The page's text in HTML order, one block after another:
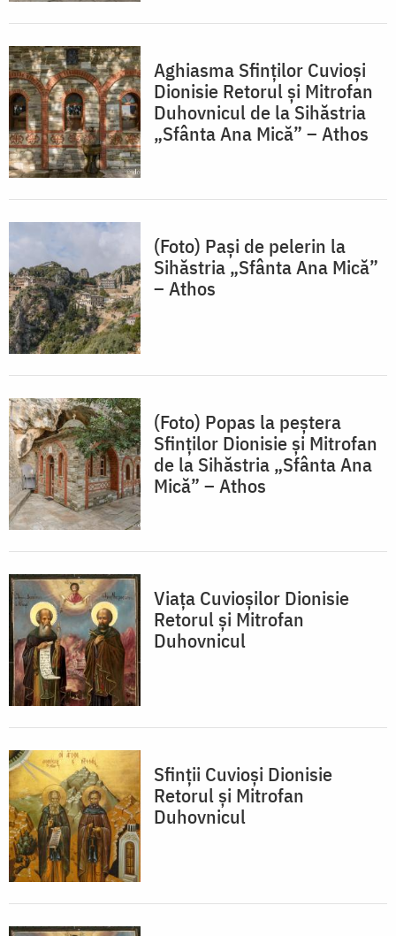
Aghiasma Sfinților Cuvioși
Dionisie Retorul și Mitrofan
Duhovnicul de la Sihăstria
„Sfânta Ana Mică” – Athos
(Foto) Pași de pelerin la
Sihăstria „Sfânta Ana Mică”
– Athos
(Foto) Popas la peștera
Sfinților Dionisie și Mitrofan
de la Sihăstria „Sfânta Ana
Mică” – Athos
Viața Cuvioșilor Dionisie
Retorul și Mitrofan
Duhovnicul
Sfinții Cuvioși Dionisie
Retorul și Mitrofan
Duhovnicul